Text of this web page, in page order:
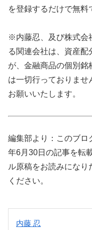
を登録するだけで無料
※内藤忍、及び株式会
る関連会社は、資産
が、金融商品の個別銘
は一切行っておりま
お願いいたします。
編集部より：このブロ
年6月30日の記事を転
ル原稿をお読みになり
ください。
内藤 忍